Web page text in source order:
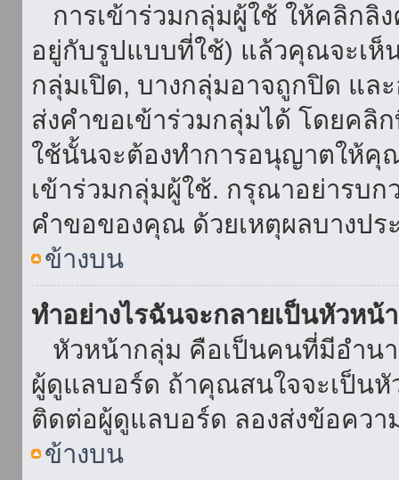
การเข้าร่วมกลุ่มผู้ใช้ ให้คลิก
อยู่กับรูปแบบที่ใช้) แล้วคุณจะเห็
กลุ่มเปิด, บางกลุ่มอาจถูกปิด แ
ส่งคำขอเข้าร่วมกลุ่มได้ โดยคลิ
ใช้นั้นจะต้องทำการอนุญาตให้คุ
เข้าร่วมกลุ่มผู้ใช้. กรุณาอย่ารบก
คำขอของคุณ ด้วยเหตุผลบางปร
ข้างบน
ทำอย่างไรฉันจะกลายเป็นหัวหน้
หัวหน้ากลุ่ม คือเป็นคนที่มีอำนา
ผู้ดูแลบอร์ด ถ้าคุณสนใจจะเป็น
ติดต่อผู้ดูแลบอร์ด ลองส่งข้อคว
ข้างบน